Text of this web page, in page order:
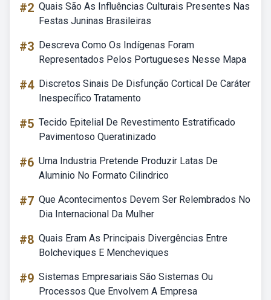
#2 Quais São As Influências Culturais Presentes Nas
Festas Juninas Brasileiras
#3 Descreva Como Os Indígenas Foram
Representados Pelos Portugueses Nesse Mapa
#4 Discretos Sinais De Disfunção Cortical De Caráter
Inespecífico Tratamento
#5 Tecido Epitelial De Revestimento Estratificado
Pavimentoso Queratinizado
#6 Uma Industria Pretende Produzir Latas De
Aluminio No Formato Cilindrico
#7 Que Acontecimentos Devem Ser Relembrados No
Dia Internacional Da Mulher
#8 Quais Eram As Principais Divergências Entre
Bolcheviques E Mencheviques
#9 Sistemas Empresariais São Sistemas Ou
Processos Que Envolvem A Empresa